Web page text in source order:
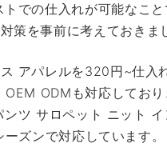
での仕入れが可能なこ
策を事前に考えておきま
アパレルを320円~仕入
ODMも対応してお
ツ サロペット ニット
ズンで対応しています